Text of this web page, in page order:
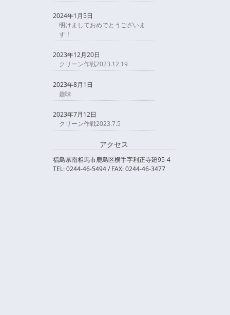
2024年1月5日
明けましておめでとうございま
す！
2023年12月20日
クリーン作戦2023.12.19
2023年8月1日
趣味
2023年7月12日
クリーン作戦2023.7.5
アクセス
福島県南相馬市鹿島区横手字利正寺廹95-4
TEL: 0244-46-5494 / FAX: 0244-46-3477